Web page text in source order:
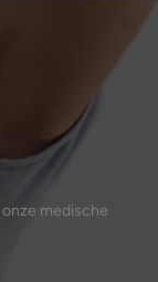
onze medische